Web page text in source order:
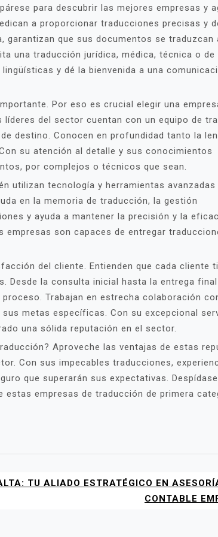
para descubrir las mejores empresas y
a proporcionar traducciones precisas y
garantizan que sus documentos se traduzcan
una traducción jurídica, médica, técnica o de
y dé la bienvenida a una
Por eso es crucial elegir una
del sector cuentan con un equipo de
destino. Conocen en profundidad tanto la
su atención al detalle y sus conocimientos
por complejos o técnicos que sean.
utilizan tecnología y herramientas avanzadas
en la memoria de traducción, la gestión
y ayuda a mantener la precisión y la
son capaces de entregar
del cliente. Entienden que cada cliente
Desde la consulta inicial hasta la entrega
Trabajan en estrecha colaboración
metas específicas. Con su excepcional
una sólida reputación en el sector.
Aproveche las ventajas de estas
Con sus impecables traducciones,
que superarán sus expectativas.
empresas de traducción de primera
TU ALIADO ESTRATÉGICO EN
CONTABLE